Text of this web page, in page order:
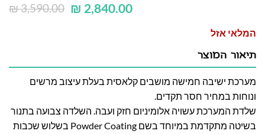
₪3,590.00 ₪ 2,840.00
המלאי אזל
תיאור המוצר
מערכת ישיבה חמישה מושבים קלאסית בעלת עיצוב מרשים
ונוחות במחיר חסר תקדים.
שלדת המערכת עשויה אלומיניום חזק ועבה. השלדה צבועה בתנור
בשיטה מתקדמת במיוחד בשם Powder Coating בשלוש שכבות